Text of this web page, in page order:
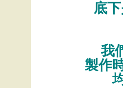
底
我
製作